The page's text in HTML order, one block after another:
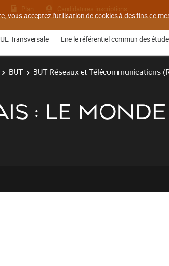
vous acceptez l'utilisation de cookies à des fins de
Plan Candidatures inscriptions
Transversale Lire le référentiel commun des
BUT BUT Réseaux et Télécommunications
: LE